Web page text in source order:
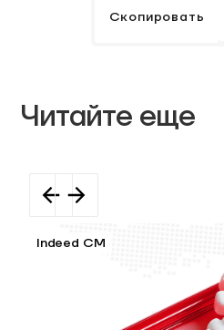
Скопировать
Читайте еще
Indeed CM